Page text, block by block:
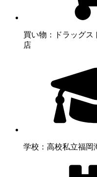
買い物：ドラッグス
店
学校：高校私立福岡